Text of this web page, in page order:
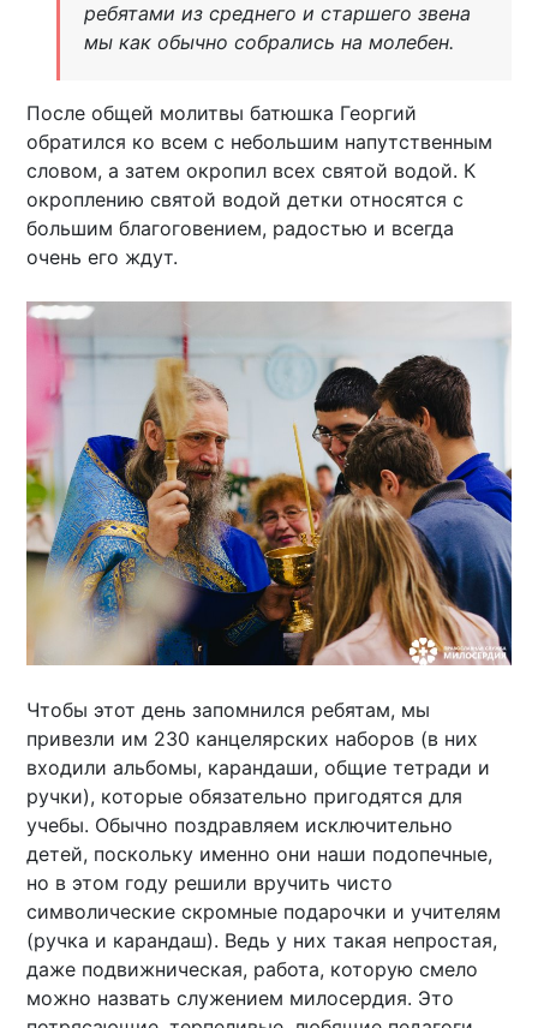
ребятами из среднего и старшего звена
мы как обычно собрались на молебен.
После общей молитвы батюшка Георгий
обратился ко всем с небольшим напутственным
словом, а затем окропил всех святой водой. К
окроплению святой водой детки относятся с
большим благоговением, радостью и всегда
очень его ждут.
Чтобы этот день запомнился ребятам, мы
привезли им 230 канцелярских наборов (в них
входили альбомы, карандаши, общие тетради и
ручки), которые обязательно пригодятся для
учебы. Обычно поздравляем исключительно
детей, поскольку именно они наши подопечные,
но в этом году решили вручить чисто
символические скромные подарочки и учителям
(ручка и карандаш). Ведь у них такая непростая,
даже подвижническая, работа, которую смело
можно назвать служением милосердия. Это